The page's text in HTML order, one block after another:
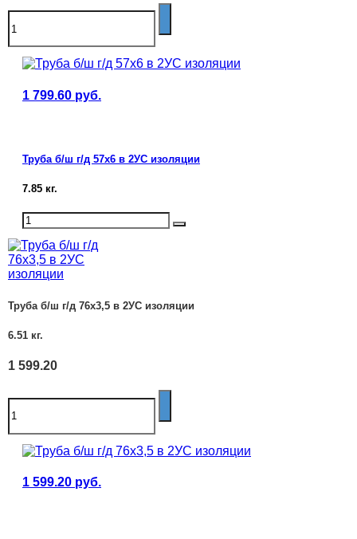
1 799.60 руб.
Труба б/ш г/д 57х6 в 2УС изоляции
7.85 кг.
Труба б/ш г/д 76х3,5 в 2УС изоляции
6.51 кг.
1 599.20
1 599.20 руб.